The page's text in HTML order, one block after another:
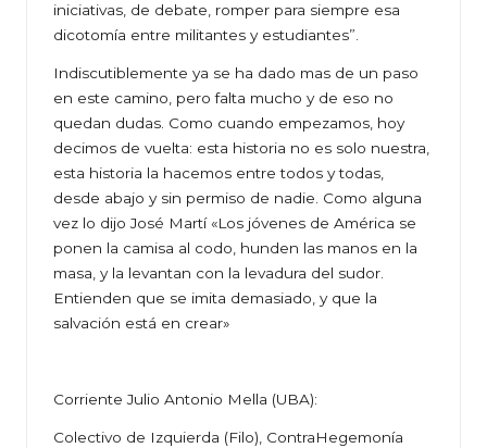
iniciativas, de debate, romper para siempre esa
dicotomía entre militantes y estudiantes”.
Indiscutiblemente ya se ha dado mas de un paso
en este camino, pero falta mucho y de eso no
quedan dudas. Como cuando empezamos, hoy
decimos de vuelta: esta historia no es solo nuestra,
esta historia la hacemos entre todos y todas,
desde abajo y sin permiso de nadie. Como alguna
vez lo dijo José Martí «Los jóvenes de América se
ponen la camisa al codo, hunden las manos en la
masa, y la levantan con la levadura del sudor.
Entienden que se imita demasiado, y que la
salvación está en crear»
Corriente Julio Antonio Mella (UBA):
Colectivo de Izquierda (Filo), ContraHegemonía